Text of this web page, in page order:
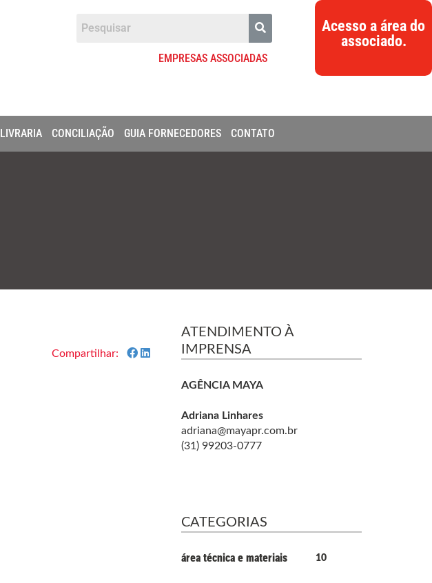
EMPRESAS ASSOCIADAS
Acesso a área do
associado.
LIVRARIA CONCILIAÇÃO GUIA FORNECEDORES CONTATO
Compartilhar:
ATENDIMENTO À
IMPRENSA
AGÊNCIA MAYA
Adriana Linhares
adriana@mayapr.com.br
(31) 99203-0777
CATEGORIAS
área técnica e materiais 10